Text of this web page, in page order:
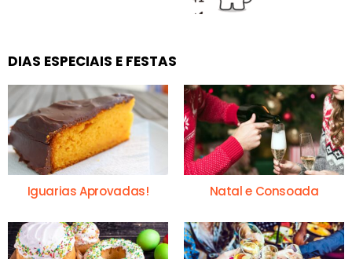
DIAS ESPECIAIS E FESTAS
Iguarias Aprovadas! Natal e Consoada